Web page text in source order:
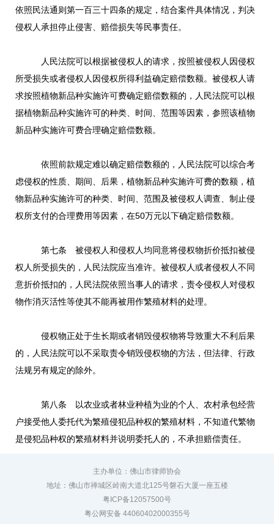
依照民法通则第一百三十四条的规定，结合案件具体情况，判决
侵权人承担停止侵害、赔偿损失等民事责任。
人民法院可以根据被侵权人的请求，按照被侵权人因侵权
所受损失或者侵权人因侵权所得利益确定赔偿数额。被侵权人请
求按照植物新品种实施许可费确定赔偿数额的，人民法院可以根
据植物新品种实施许可的种类、时间、范围等因素，参照该植物
新品种实施许可费合理确定赔偿数额。
依照前款规定难以确定赔偿数额的，人民法院可以综合考
虑侵权的性质、期间、后果，植物新品种实施许可费的数额，植
物新品种实施许可的种类、时间、范围及被侵权人调查、制止侵
权所支付的合理费用等因素，在50万元以下确定赔偿数额。
第七条 被侵权人和侵权人均同意将侵权物折价抵扣被侵
权人所受损失的，人民法院应当准许。被侵权人或者侵权人不同
意折价抵扣的，人民法院依照当事人的请求，责令侵权人对侵权
物作消灭活性等使其不能再被用作繁殖材料的处理。
侵权物正处于生长期或者销毁侵权物将导致重大不利后果
的，人民法院可以不采取责令销毁侵权物的方法，但法律、行政
法规另有规定的除外。
第八条 以农业或者林业种植为业的个人、农村承包经营
户接受他人委托代为繁殖侵犯品种权的繁殖材料，不知道代繁物
是侵犯品种权的繁殖材料并说明委托人的，不承担赔偿责任。
主办单位：佛山市律师协会
地址：佛山市禅城区岭南大道北125号磐石大厦一座五楼
粤ICP备12057500号
粤公网安备 44060402000355号